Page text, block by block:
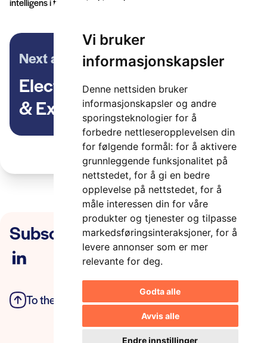
Vi bruker
informasjonskapsler
Denne nettsiden bruker
informasjonskapsler og andre
sporingsteknologier for å
forbedre nettleseropplevelsen din
for følgende formål: for å aktivere
grunnleggende funksjonalitet på
nettstedet, for å gi en bedre
opplevelse på nettstedet, for å
måle interessen din for våre
produkter og tjenester og tilpasse
markedsføringsinteraksjoner, for å
levere annonser som er mer
relevante for deg.
Godta alle
Avvis alle
Endre innstillinger
Next article
Electric Vehicle Symposium
& Exhibition i Lyon –
Invitasjon av Innovasjon
Subscribe to our newsletter
To the top Privacy Policy